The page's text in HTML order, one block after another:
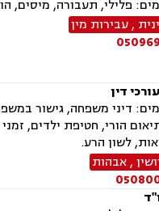
פלילי, תעבורה, מיסים,
,עבירות מין
דין
דיני משפחה, גישור
הורי, חטיפת ילדים,
לשון הרע.
,אבהות